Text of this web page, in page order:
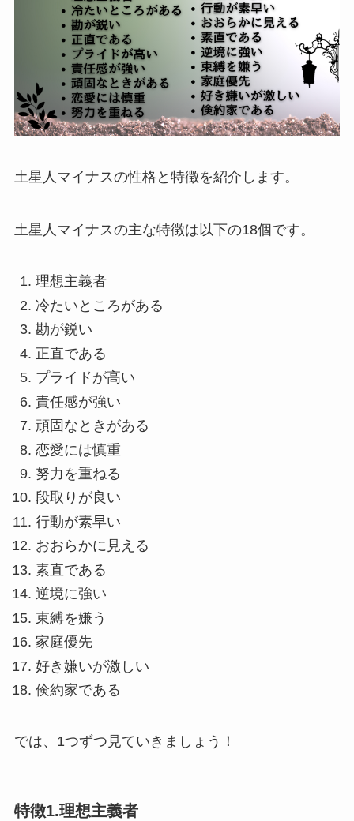
土星人マイナスの性格と特徴を紹介します。
土星人マイナスの主な特徴は以下の18個です。
理想主義者
冷たいところがある
勘が鋭い
正直である
プライドが高い
責任感が強い
頑固なときがある
恋愛には慎重
努力を重ねる
段取りが良い
行動が素早い
おおらかに見える
素直である
逆境に強い
束縛を嫌う
家庭優先
好き嫌いが激しい
倹約家である
では、1つずつ見ていきましょう！
特徴1.理想主義者